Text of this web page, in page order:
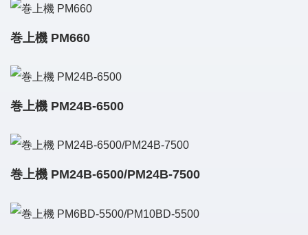
巻上機 PM660
巻上機 PM24B-6500
巻上機 PM24B-6500/PM24B-7500